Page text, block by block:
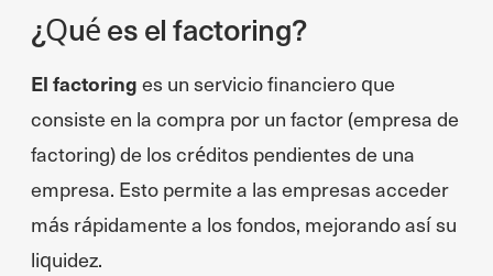
¿Qué es el factoring?
El factoring es un servicio financiero que
consiste en la compra por un factor (empresa de
factoring) de los créditos pendientes de una
empresa. Esto permite a las empresas acceder
más rápidamente a los fondos, mejorando así su
liquidez.